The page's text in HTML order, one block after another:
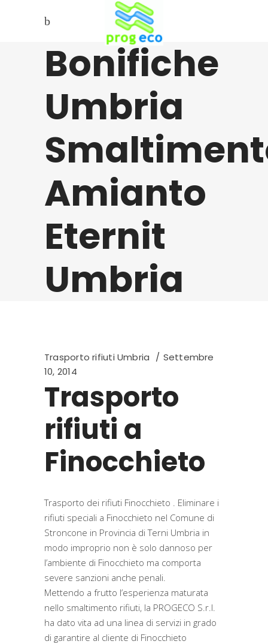
Bonifiche
Umbria
Amianto
Eternit
Umbria
Trasporto rifiuti Umbria
Settembre
10, 2014
Trasporto
rifiuti a
Finocchieto
Trasporto dei rifiuti Finocchieto . Eliminare i
rifiuti speciali a Finocchieto nel Comune di
Stroncone in Provincia di Terni Umbria in
modo improprio non è solo dannoso per
l’ambiente di Finocchieto ma comporta
severe sanzioni anche penali.
Mettendo a frutto l’esperienza maturata
nello smaltimento rifiuti, la PROGECO S.r.l.
ha dato vita ad una linea di servizi in grado
di garantire al cliente di Finocchieto